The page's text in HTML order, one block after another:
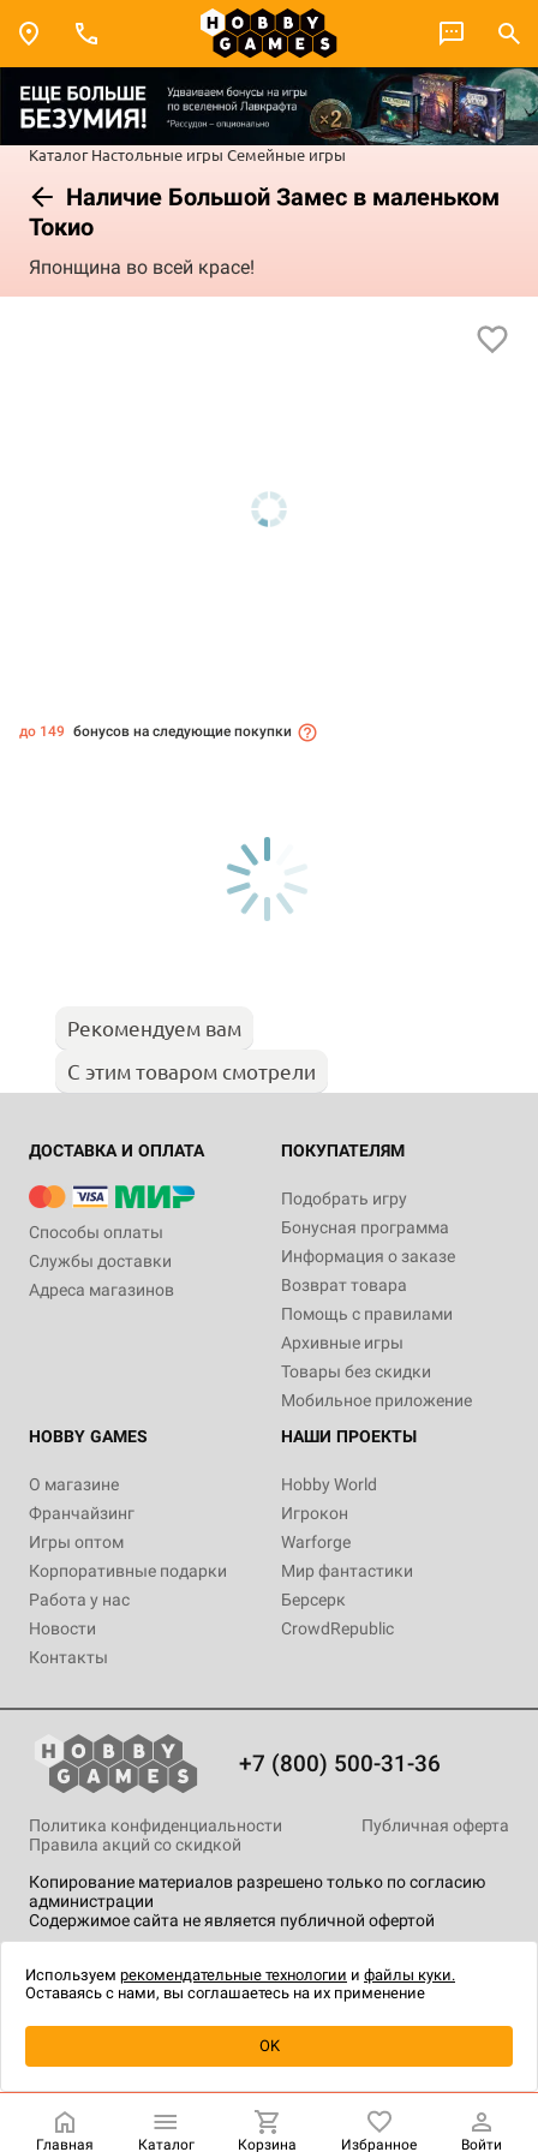
Каталог Настольные игры Семейные игры
Наличие Большой Замес в маленьком
Токио
Японщина во всей красе!
Купить| 1 490 ₽
до 149 бонусов на следующие покупки
Рекомендуем вам
С этим товаром смотрели
ДОСТАВКА И ОПЛАТА
Способы оплаты
Службы доставки
Адреса магазинов
ПОКУПАТЕЛЯМ
Подобрать игру
Бонусная программа
Информация о заказе
Возврат товара
Помощь с правилами
Архивные игры
Товары без скидки
Мобильное приложение
HOBBY GAMES
О магазине
Франчайзинг
Игры оптом
Корпоративные подарки
Работа у нас
Новости
Контакты
НАШИ ПРОЕКТЫ
Hobby World
Игрокон
Warforge
Мир фантастики
Берсерк
CrowdRepublic
+7 (800) 500-31-36
Копирование материалов разрешено только по согласию
администрации
Содержимое сайта не является публичной офертой
Политика конфиденциальности
Публичная оферта
Правила акций со скидкой
технологии.
Главная Каталог Корзина Избранное Войти
Используем рекомендательные технологии и файлы куки.
Оставаясь с нами, вы соглашаетесь на их применение
OK